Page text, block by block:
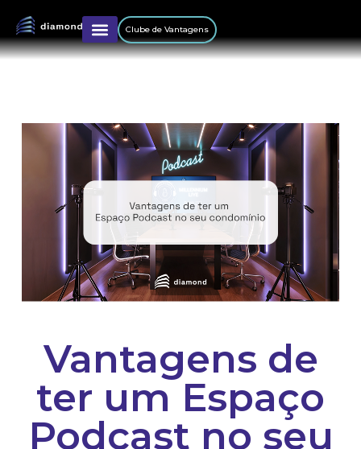
Clube de Vantagens
Vantagens de
ter um Espaço
Podcast no seu